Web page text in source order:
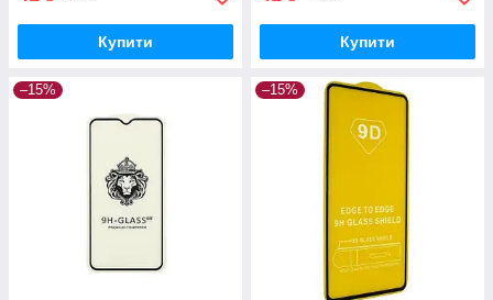
Купити Купити
–15% –15%